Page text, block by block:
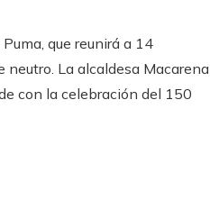
que reunirá a 14
La alcaldesa Macarena
con la celebración del 150